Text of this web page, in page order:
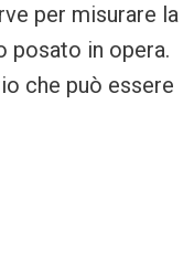
per misurare la
posato in opera.
che può essere